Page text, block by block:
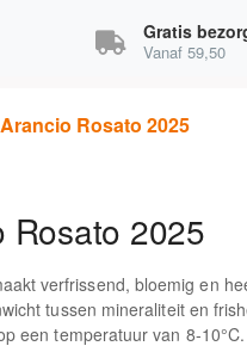
Gratis
Vanaf 59,50
Rosato 2025
Rosato 2025
verfrissend, bloemig en
tussen mineraliteit en
een temperatuur van 8-10°C.